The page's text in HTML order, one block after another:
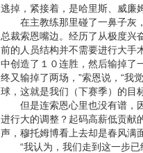
逃掉，紧接着，是哈里斯、威廉
在主教练那里碰了一鼻子灰，
总裁索恩嘴边。经历了从极度兴
前的人员结构并不需要进行大手
中创造了１０连胜，然后输掉了
终又输掉了两场，”索恩说，“我
球，这就是我们（下赛季）的目
但是连索恩心里也没有谱，因
进行大的调整？起码高薪低贡献
声，穆托姆博看上去却是春风
“我认为，我们走到这一步已